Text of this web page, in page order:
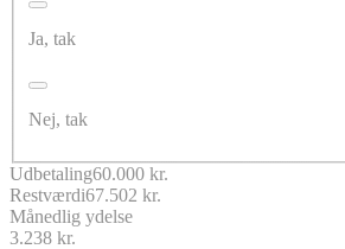
Ja, tak
Nej, tak
Udbetaling60.000 kr.
Restværdi67.502 kr.
Månedlig ydelse
3.238 kr.